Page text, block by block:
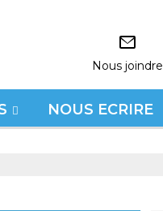
Nous joindre
NOUS ECRIRE